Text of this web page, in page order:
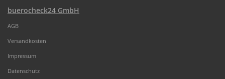
buerocheck24 GmbH
AGB
Versandkosten
Impressum
Datenschutz